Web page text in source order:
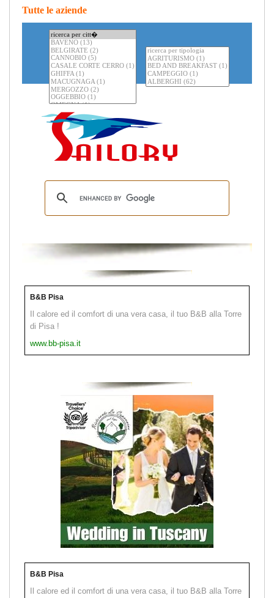
Tutte le aziende
B&B Pisa
Il calore ed il comfort di una vera casa, il tuo B&B alla Torre
di Pisa !
www.bb-pisa.it
B&B Pisa
Il calore ed il comfort di una vera casa, il tuo B&B alla Torre